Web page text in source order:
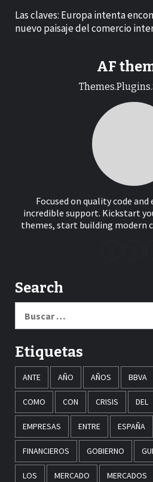
Las claves: Europa intenta
nuevo paisaje del comercio
AF
Focused on quality code
incredible support. Kickstart
themes, start building modern
Search
Etiquetas
ANTE AÑO AÑOS BBVA
COMO CON CRISIS DEL
EMPRESAS ENTRE ESPAÑA
FINANCIEROS GOBIERNO
LOS MERCADO MERCADOS